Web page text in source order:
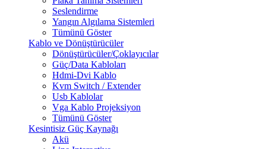
Seslendirme
Yangın Algılama Sistemleri
Tümünü Göster
Kablo ve Dönüştürücüler
Dönüştürücüler/Çoklayıcılar
Güç/Data Kabloları
Hdmi-Dvi Kablo
Kvm Switch / Extender
Usb Kablolar
Vga Kablo Projeksiyon
Tümünü Göster
Kesintisiz Güç Kaynağı
Akü